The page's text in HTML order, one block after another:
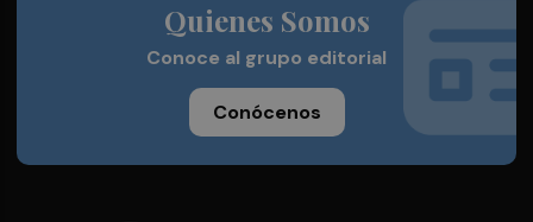
Quienes Somos
Conoce al grupo editorial
Conócenos